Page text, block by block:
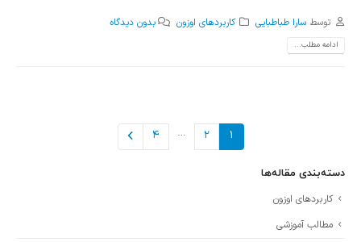
توسط سارا طباطبایی کاربردهای اوزون بدون دیدگاه
ادامه مطلب...
1
2
…
4
دسته‌بندی مقاله‌ها
کاربردهای اوزون
مطالب آموزشی